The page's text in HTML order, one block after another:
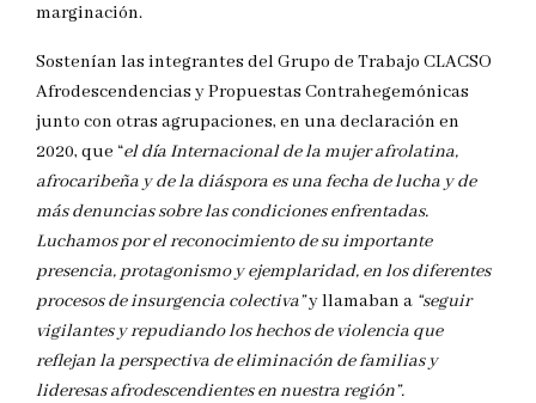
marginación.
Sostenían las integrantes del Grupo de Trabajo CLACSO
Afrodescendencias y Propuestas Contrahegemónicas
junto con otras agrupaciones, en una declaración en
2020, que “el día Internacional de la mujer afrolatina,
afrocaribeña y de la diáspora es una fecha de lucha y de
más denuncias sobre las condiciones enfrentadas.
Luchamos por el reconocimiento de su importante
presencia, protagonismo y ejemplaridad, en los diferentes
procesos de insurgencia colectiva”y llamaban a “seguir
vigilantes y repudiando los hechos de violencia que
reflejan la perspectiva de eliminación de familias y
lideresas afrodescendientes en nuestra región”.